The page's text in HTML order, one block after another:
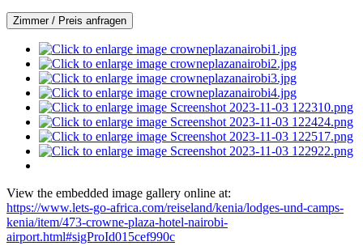
Zimmer / Preis anfragen
View the embedded image gallery online at:
https://www.lets-go-africa.com/reiseland/kenia/lodges-und-camps-
kenia/item/473-crowne-plaza-hotel-nairobi-
airport.html#sigProId015cef990c